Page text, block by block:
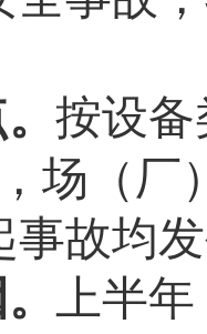
按设备
场（厂
事故均
上半